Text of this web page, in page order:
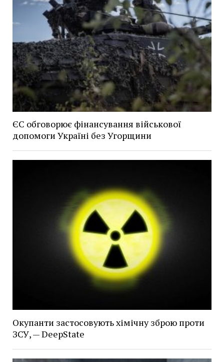
ЄС обговорює фінансування військової
допомоги Україні без Угорщини
Окупанти застосовують хімічну зброю проти
ЗСУ, — DeepState